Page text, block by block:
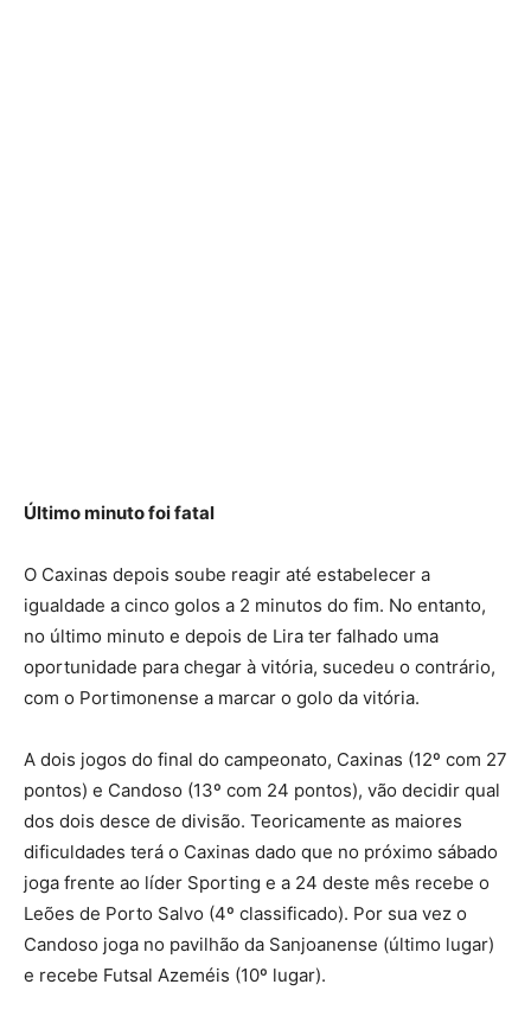
Último minuto foi fatal
O Caxinas depois soube reagir até estabelecer a
igualdade a cinco golos a 2 minutos do fim. No entanto,
no último minuto e depois de Lira ter falhado uma
oportunidade para chegar à vitória, sucedeu o contrário,
com o Portimonense a marcar o golo da vitória.
A dois jogos do final do campeonato, Caxinas (12º com 27
pontos) e Candoso (13º com 24 pontos), vão decidir qual
dos dois desce de divisão. Teoricamente as maiores
dificuldades terá o Caxinas dado que no próximo sábado
joga frente ao líder Sporting e a 24 deste mês recebe o
Leões de Porto Salvo (4º classificado). Por sua vez o
Candoso joga no pavilhão da Sanjoanense (último lugar)
e recebe Futsal Azeméis (10º lugar).